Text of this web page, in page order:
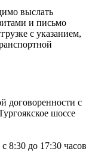
выслать
и письмо
с указанием,
договоренности с
шоссе
8:30 до 17:30 часов